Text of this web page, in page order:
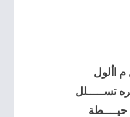
األول
تســـــلل